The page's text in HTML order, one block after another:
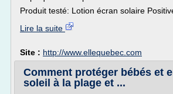
Produit testé: Lotion écran solaire
Lire la suite
Site : http://www.ellequebec.com
Comment protéger bébés et
soleil à la plage et ...